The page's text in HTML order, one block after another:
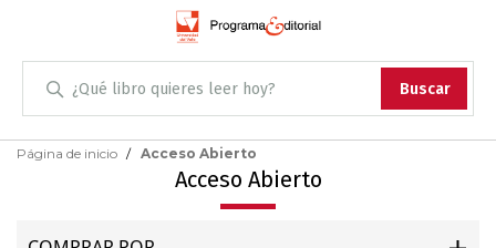
Buscar
Administración
Antropología
Skip
Página de inicio Acceso Abierto
Acceso Abierto